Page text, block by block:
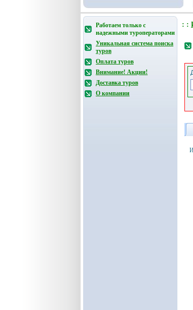
Работаем только с
надежными туроператорами
Уникальная система поиска
туров
Оплата туров
Внимание! Акции!
Доставка туров
О компании
: :